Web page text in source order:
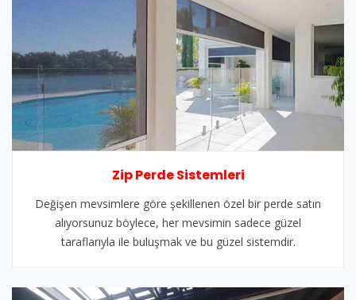
Zip Perde Sistemleri
Değişen mevsimlere göre şekillenen özel bir perde satın
alıyorsunuz böylece, her mevsimin sadece güzel
taraflarıyla ile buluşmak ve bu güzel sistemdir.